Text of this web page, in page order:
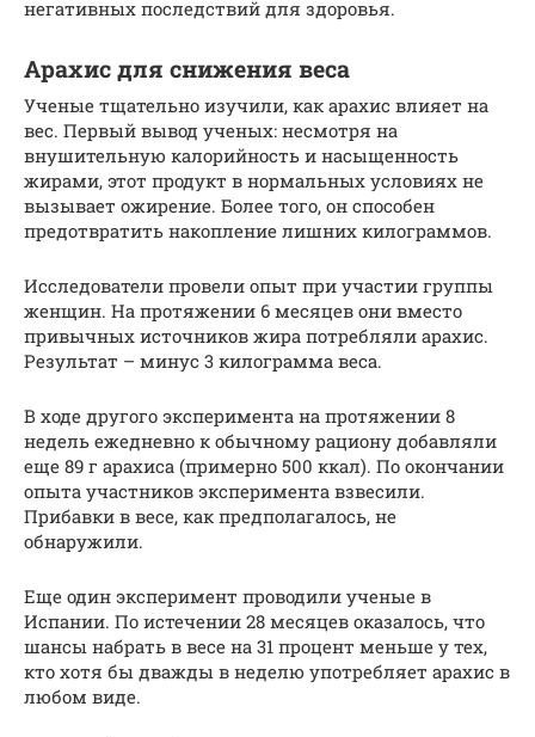
негативных последствий для здоровья.
Арахис для снижения веса
Ученые тщательно изучили, как арахис влияет на
вес. Первый вывод ученых: несмотря на
внушительную калорийность и насыщенность
жирами, этот продукт в нормальных условиях не
вызывает ожирение. Более того, он способен
предотвратить накопление лишних килограммов.
Исследователи провели опыт при участии группы
женщин. На протяжении 6 месяцев они вместо
привычных источников жира потребляли арахис.
Результат – минус 3 килограмма веса.
В ходе другого эксперимента на протяжении 8
недель ежедневно к обычному рациону добавляли
еще 89 г арахиса (примерно 500 ккал). По окончании
опыта участников эксперимента взвесили.
Прибавки в весе, как предполагалось, не
обнаружили.
Еще один эксперимент проводили ученые в
Испании. По истечении 28 месяцев оказалось, что
шансы набрать в весе на 31 процент меньше у тех,
кто хотя бы дважды в неделю употребляет арахис в
любом виде.